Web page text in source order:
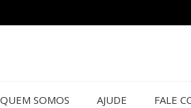
QUEM SOMOS AJUDE FALE